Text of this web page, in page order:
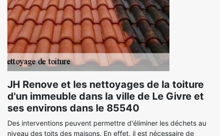
JH Renove et les nettoyages de la toiture
d'un immeuble dans la ville de Le Givre et
ses environs dans le 85540
Des interventions peuvent permettre d'éliminer les déchets au
niveau des toits des maisons. En effet, il est nécessaire de